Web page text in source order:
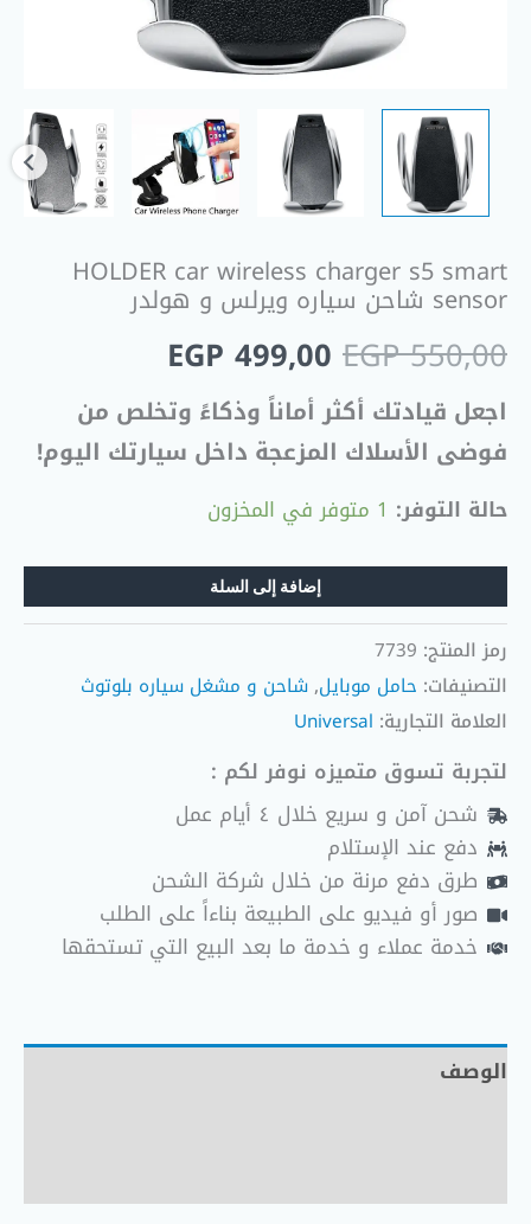
HOLDER car wireless charger s5 smart
sensor شاحن سياره ويرلس و هولدر
EGP550,00
EGP 499,00
اجعل قيادتك أكثر أماناً وذكاءً وتخلص من
فوضى الأسلاك المزعجة داخل سيارتك اليوم!
حالة التوفر: 1 متوفر في المخزون
إضافة إلى السلة
رمز المنتج: 7739
التصنيفات: حامل موبايل,شاحن و مشغل سياره بلوتوث
العلامة التجارية: Universal
لتجربة تسوق متميزه نوفر لكم :
شحن آمن و سريع خلال ٤ أيام عمل
دفع عند الإستلام
طرق دفع مرنة من خلال شركة الشحن
صور أو فيديو على الطبيعة بناءاً على الطلب
خدمة عملاء و خدمة ما بعد البيع التي تستحقها
الوصف